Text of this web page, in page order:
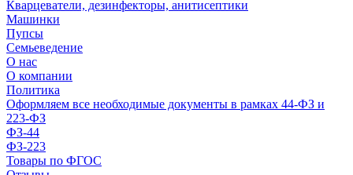
Кварцеватели, дезинфекторы, анитисептики
Машинки
Пупсы
Семьеведение
О нас
О компании
Политика
Оформляем все необходимые документы в рамках 44-ФЗ и
223-ФЗ
ФЗ-44
ФЗ-223
Товары по ФГОС